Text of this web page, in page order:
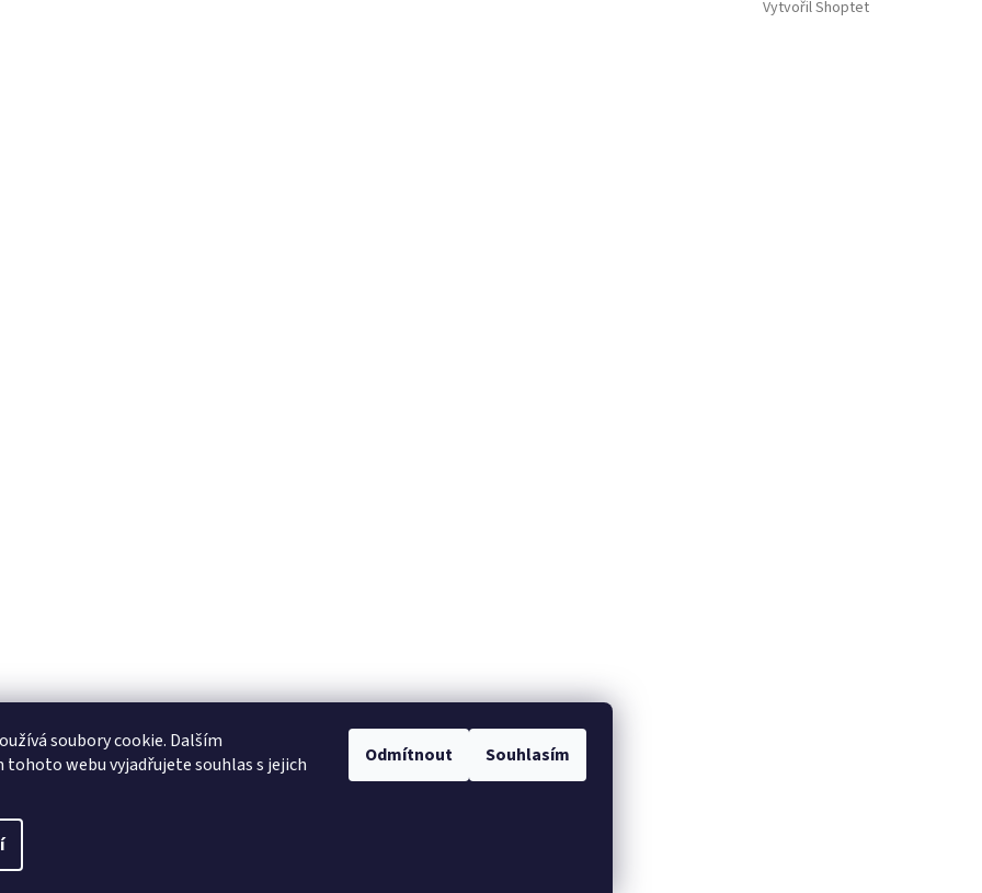
soubory cookie. Dalším
tohoto webu vyjadřujete souhlas s jejich
Odmítnout Souhlasím
Vytvořil Shoptet